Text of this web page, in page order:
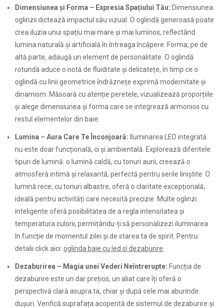
Dimensiunea și Forma – Expresia Spațiului Tău: Dimensiunea
oglinzii dictează impactul său vizual. O oglindă generoasă poate
crea iluzia unui spațiu mai mare și mai luminos, reflectând
lumina naturală și artificială în întreaga încăpere. Forma, pe de
altă parte, adaugă un element de personalitate. O oglindă
rotundă aduce o notă de fluiditate și delicatețe, în timp ce o
oglindă cu linii geometrice îndrăznețe exprimă modernitate și
dinamism. Măsoară cu atenție peretele, vizualizează proporțiile
și alege dimensiunea și forma care se integrează armonios cu
restul elementelor din baie.
Lumina – Aura Care Te Înconjoară: Iluminarea LED integrată
nu este doar funcțională, ci și ambientală. Explorează diferitele
tipuri de lumină: o lumină caldă, cu tonuri aurii, creează o
atmosferă intimă și relaxantă, perfectă pentru serile liniștite. O
lumină rece, cu tonuri albastre, oferă o claritate excepțională,
ideală pentru activități care necesită precizie. Multe oglinzi
inteligente oferă posibilitatea de a regla intensitatea și
temperatura culorii, permițându-ți să personalizezi iluminarea
în funcție de momentul zilei și de starea ta de spirit. Pentru
detalii click aici: oglinda baie cu led si dezaburire
Dezaburirea – Magia unei Vederi Neîntrerupte: Funcția de
dezaburire este un dar prețios, un aliat care îți oferă o
perspectivă clară asupra ta, chiar și după cele mai aburinde
dușuri. Verifică suprafața acoperită de sistemul de dezaburire și